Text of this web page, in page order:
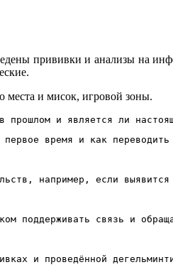
прививки и анализы на
места и мисок, игровой зоны.
первое время и как
например, если
поддерживать связь и
и проведённой